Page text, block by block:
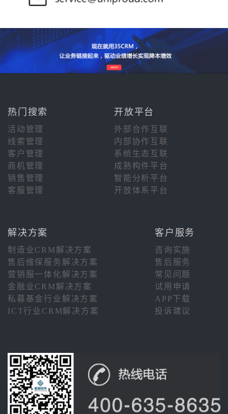
热门搜索 开放平台
活动管理
外部合作互联
线索管理
内部协作互联
客户管理
系统生态互联
商机管理
成熟构件平台
销售管理
智能分析平台
客服管理
开放体系平台
解决方案 客户服务
制造业CRM解决方案
咨询实施
售后维保服务解决方案
售后服务
营销服一体化解决方案
常见问题
金融业CRM解决方案
试用申请
私募基金行业解决方案
APP下载
ICT行业CRM解决方案
投诉建议